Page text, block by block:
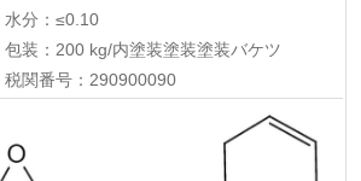
水分：≤0.10
包装：200 kg/内塗装塗装塗装バケツ
税関番号：290900090